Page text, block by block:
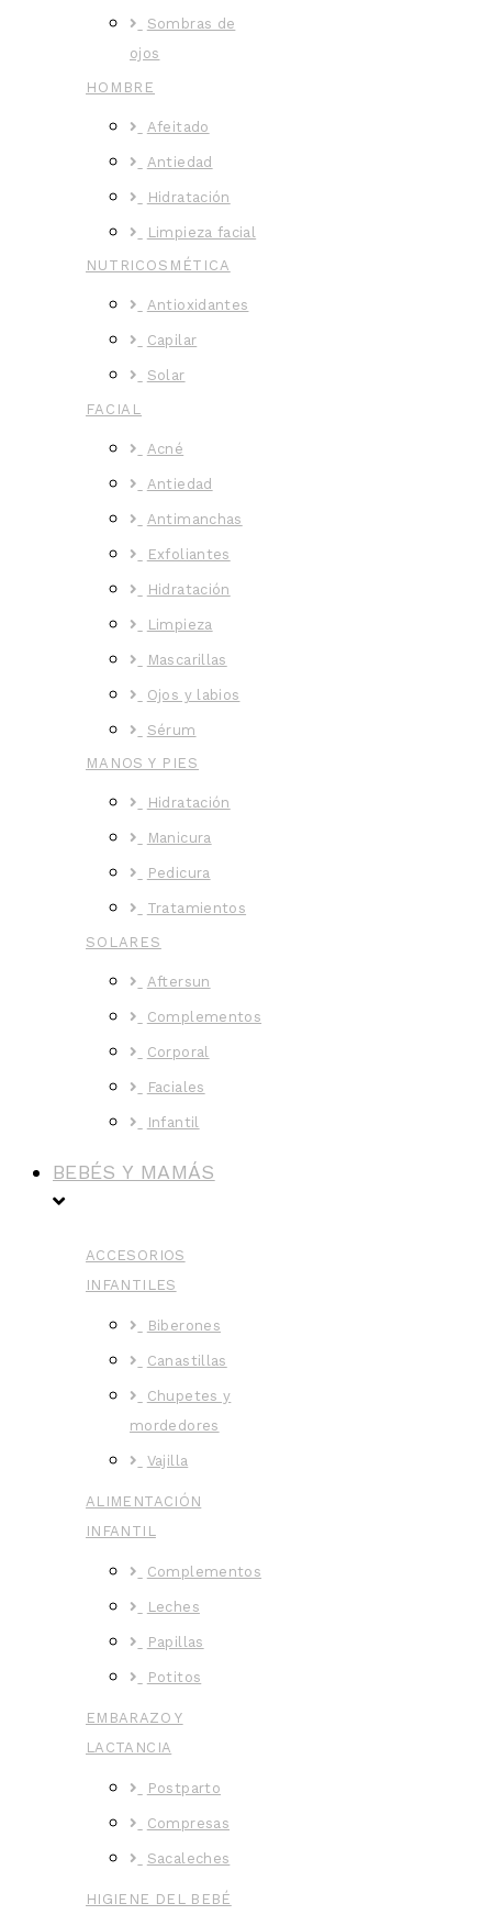
Sombras de
ojos
HOMBRE
Afeitado
Antiedad
Hidratación
Limpieza facial
NUTRICOSMÉTICA
Antioxidantes
Capilar
Solar
FACIAL
Acné
Antiedad
Antimanchas
Exfoliantes
Hidratación
Limpieza
Mascarillas
Ojos y labios
Sérum
MANOS Y PIES
Hidratación
Manicura
Pedicura
Tratamientos
SOLARES
Aftersun
Complementos
Corporal
Faciales
Infantil
BEBÉS Y MAMÁS
ACCESORIOS
INFANTILES
Biberones
Canastillas
Chupetes y
mordedores
Vajilla
ALIMENTACIÓN
INFANTIL
Complementos
Leches
Papillas
Potitos
EMBARAZO Y
LACTANCIA
Postparto
Compresas
Sacaleches
HIGIENE DEL BEBÉ